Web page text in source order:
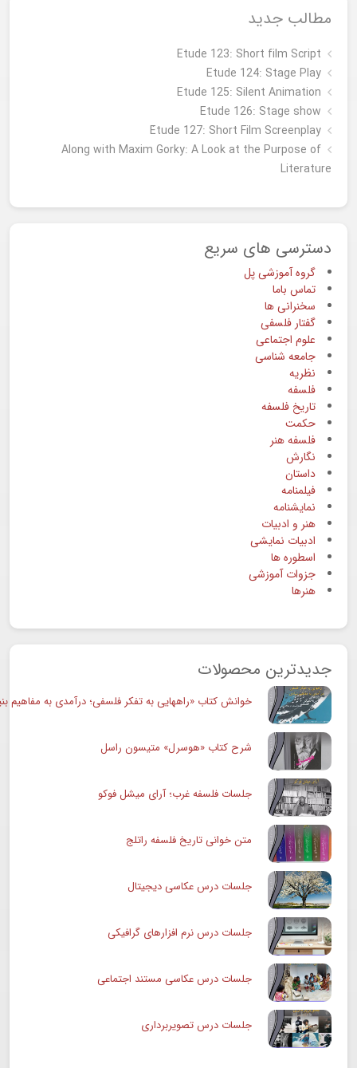
مطالب جدید
Etude 123: Short film Script
Etude 124: Stage Play
Etude 125: Silent Animation
Etude 126: Stage show
Étude 127: Short Film Screenplay
Along with Maxim Gorky: A Look at the Purpose of
Literature
دسترسی های سریع
گروه آموزشی پل
تماس باما
سخنرانی ها
گفتار فلسفی
علوم اجتماعی
جامعه شناسی
نظریه
فلسفه
تاریخ فلسفه
حکمت
فلسفه هنر
نگارش
داستان
فیلمنامه
نمایشنامه
هنر و ادبیات
ادبیات نمایشی
اسطوره ها
جزوات آموزشی
هنرها
جدیدترین محصولات
خوانش کتاب «راههایی به تفکر فلسفی؛ درآمدی به مفاهیم
شرح کتاب «هوسرل» متیسون راسل
جلسات فلسفه غرب؛ آرای میشل فوکو
متن خوانی تاریخ فلسفه راتلج
جلسات درس عکاسی دیجیتال
جلسات درس نرم افزارهای گرافیکی
جلسات درس عکاسی مستند اجتماعی
جلسات درس تصویربرداری